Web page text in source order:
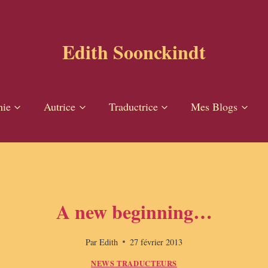
Edith Soonckindt
Autrice Traductrice Mes Blogs
A new beginning…
Par Edith 27 février 2013
NEWS TRADUCTEURS